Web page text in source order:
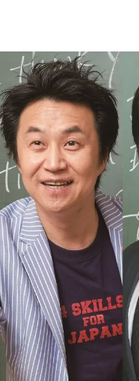
中国
九州